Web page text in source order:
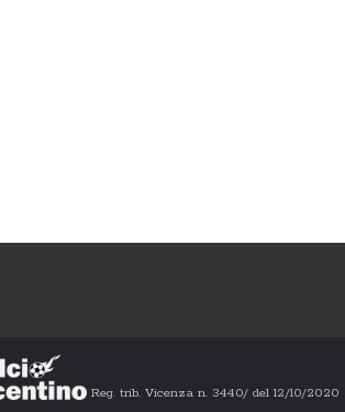
Reg. trib. Vicenza n. 3440/ del 12/10/2020